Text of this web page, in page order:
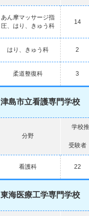
あん摩マッサージ指
圧、はり、きゅう科
14
はり、きゅう科 2
柔道整復科 3
津島市立看護専門学校
分野
学校
受験者
看護科 22
東海医療工学専門学校